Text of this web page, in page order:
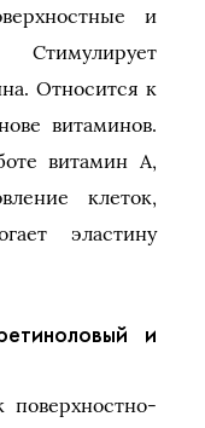
и
Относится к
витаминов.
витамин A,
клеток,
эластину
и